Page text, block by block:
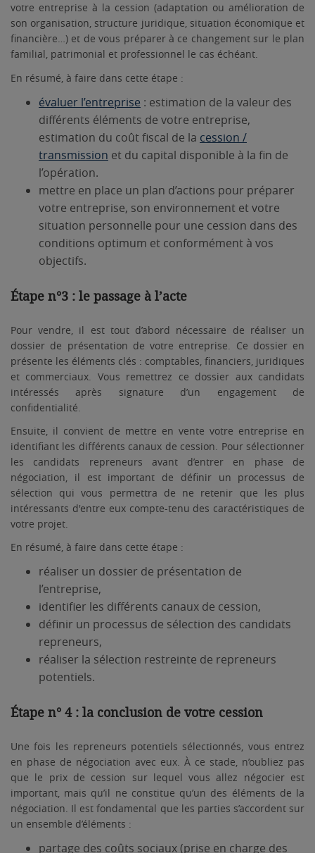
votre entreprise à la cession (adaptation ou amélioration de
son organisation, structure juridique, situation économique et
financière…) et de vous préparer à ce changement sur le plan
familial, patrimonial et professionnel le cas échéant.
En résumé, à faire dans cette étape :
évaluer l’entreprise : estimation de la valeur des
différents éléments de votre entreprise,
estimation du coût fiscal de la cession /
transmission et du capital disponible à la fin de
l’opération.
mettre en place un plan d’actions pour préparer
votre entreprise, son environnement et votre
situation personnelle pour une cession dans des
conditions optimum et conformément à vos
objectifs.
Étape n°3 : le passage à l’acte
Pour vendre, il est tout d’abord nécessaire de réaliser un
dossier de présentation de votre entreprise. Ce dossier en
présente les éléments clés : comptables, financiers, juridiques
et commerciaux. Vous remettrez ce dossier aux candidats
intéressés après signature d’un engagement de
confidentialité.
Ensuite, il convient de mettre en vente votre entreprise en
identifiant les différents canaux de cession. Pour sélectionner
les candidats repreneurs avant d’entrer en phase de
négociation, il est important de définir un processus de
sélection qui vous permettra de ne retenir que les plus
intéressants d'entre eux compte-tenu des caractéristiques de
votre projet.
En résumé, à faire dans cette étape :
réaliser un dossier de présentation de
l’entreprise,
identifier les différents canaux de cession,
définir un processus de sélection des candidats
repreneurs,
réaliser la sélection restreinte de repreneurs
potentiels.
Étape n° 4 : la conclusion de votre cession
Une fois les repreneurs potentiels sélectionnés, vous entrez
en phase de négociation avec eux. À ce stade, n’oubliez pas
que le prix de cession sur lequel vous allez négocier est
important, mais qu’il ne constitue qu’un des éléments de la
négociation. Il est fondamental que les parties s’accordent sur
un ensemble d’éléments :
partage des coûts sociaux (prise en charge des